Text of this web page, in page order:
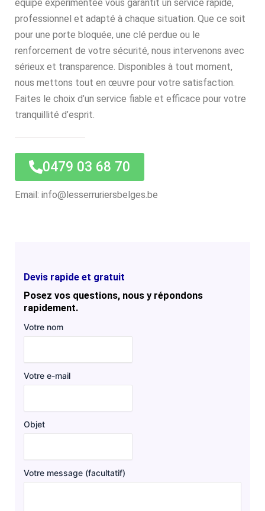
équipe expérimentée vous garantit un service rapide,
professionnel et adapté à chaque situation. Que ce soit
pour une porte bloquée, une clé perdue ou le
renforcement de votre sécurité, nous intervenons avec
sérieux et transparence. Disponibles à tout moment,
nous mettons tout en œuvre pour votre satisfaction.
Faites le choix d’un service fiable et efficace pour votre
tranquillité d’esprit.
0479 03 68 70
Email: info@lesserruriersbelges.be
Devis rapide et gratuit
Posez vos questions, nous y répondons
rapidement.
Votre nom
Votre e-mail
Objet
Votre message (facultatif)